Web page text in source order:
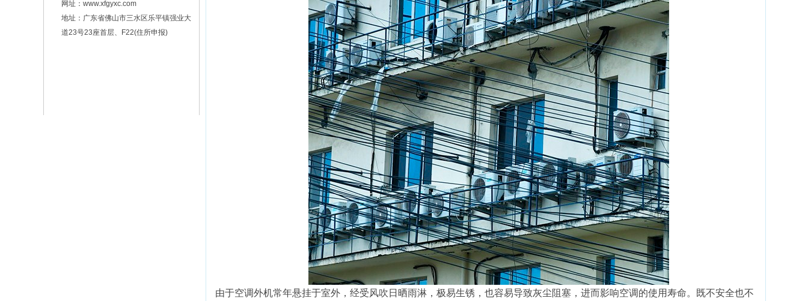
网址：www.xfgyxc.com
地址：广东省佛山市三水区乐平镇强业大
道23号23座首层、F22(住所申报)
由于空调外机常年悬挂于室外，经受风吹日晒雨淋，极易生锈，也容易导致灰尘阻塞，进而影响空调的使用寿命。既不安全也不